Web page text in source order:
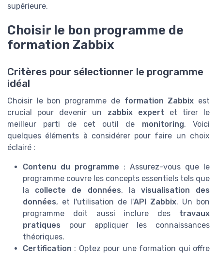
supérieure.
Choisir le bon programme de
formation Zabbix
Critères pour sélectionner le programme
idéal
Choisir le bon programme de formation Zabbix est
crucial pour devenir un zabbix expert et tirer le
meilleur parti de cet outil de monitoring. Voici
quelques éléments à considérer pour faire un choix
éclairé :
Contenu du programme : Assurez-vous que le
programme couvre les concepts essentiels tels que
la collecte de données, la visualisation des
données, et l'utilisation de l'API Zabbix. Un bon
programme doit aussi inclure des travaux
pratiques pour appliquer les connaissances
théoriques.
Certification : Optez pour une formation qui offre